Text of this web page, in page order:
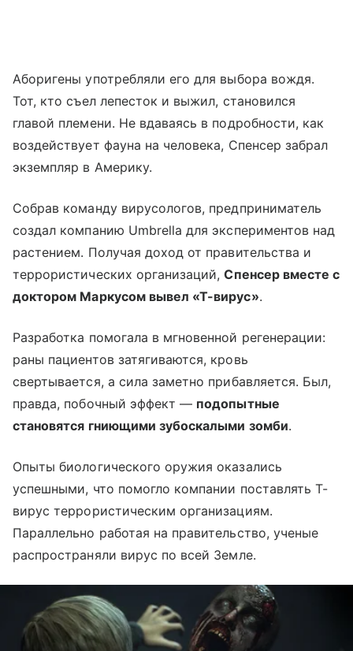
Аборигены употребляли его для выбора вождя.
Тот, кто съел лепесток и выжил, становился
главой племени. Не вдаваясь в подробности, как
воздействует фауна на человека, Спенсер забрал
экземпляр в Америку.
Собрав команду вирусологов, предприниматель
создал компанию Umbrella для экспериментов над
растением. Получая доход от правительства и
террористических организаций,Спенсер вместе с
доктором Маркусом вывел «Т-вирус».
Разработка помогала в мгновенной регенерации:
раны пациентов затягиваются, кровь
свертывается, а сила заметно прибавляется. Был,
правда, побочный эффект — подопытные
становятся гниющими зубоскалыми зомби.
Опыты биологического оружия оказались
успешными, что помогло компании поставлять Т-
вирус террористическим организациям.
Параллельно работая на правительство, ученые
распространяли вирус по всей Земле.